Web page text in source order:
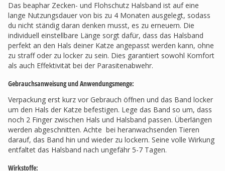
Das beaphar Zecken- und Flohschutz Halsband ist auf eine
lange Nutzungsdauer von bis zu 4 Monaten ausgelegt, sodass
du nicht ständig daran denken musst, es zu erneuern. Die
individuell einstellbare Länge sorgt dafür, dass das Halsband
perfekt an den Hals deiner Katze angepasst werden kann, ohne
zu straff oder zu locker zu sein. Dies garantiert sowohl Komfort
als auch Effektivität bei der Parasitenabwehr.
Gebrauchsanweisung und Anwendungsmenge:
Verpackung erst kurz vor Gebrauch öffnen und das Band locker
um den Hals der Katze befestigen. Lege das Band so um, dass
noch 2 Finger zwischen Hals und Halsband passen. Überlängen
werden abgeschnitten. Achte bei heranwachsenden Tieren
darauf, das Band hin und wieder zu lockern. Seine volle Wirkung
entfaltet das Halsband nach ungefähr 5-7 Tagen.
Wirkstoffe: